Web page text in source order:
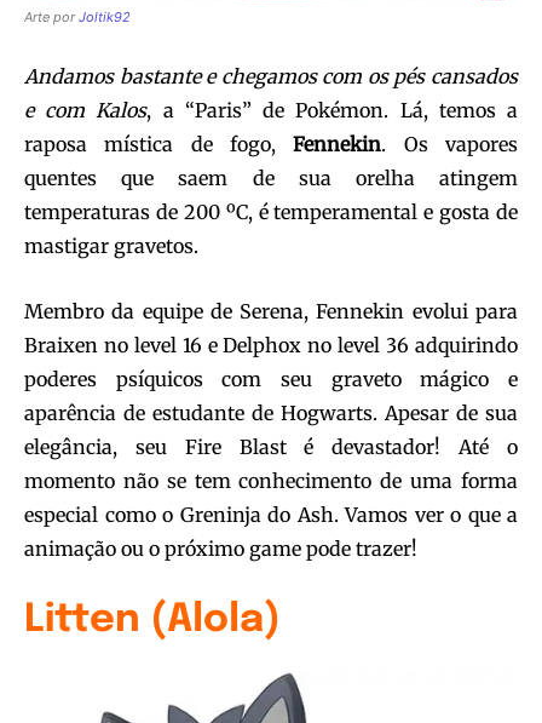
Arte porJoltik92
Andamos bastante e chegamos com os pés cansados
e com Kalos, a “Paris” de Pokémon. Lá, temos a
raposa mística de fogo,Fennekin. Os vapores
quentes que saem de sua orelha atingem
temperaturas de 200 ºC, é temperamental e gosta de
mastigar gravetos.
Membro da equipe de Serena, Fennekin evolui para
Braixen no level 16 e Delphox no level 36 adquirindo
poderes psíquicos com seu graveto mágico e
aparência de estudante de Hogwarts. Apesar de sua
elegância, seu Fire Blast é devastador! Até o
momento não se tem conhecimento de uma forma
especial como o Greninja do Ash. Vamos ver o que a
animação ou o próximo game pode trazer!
Litten (Alola)